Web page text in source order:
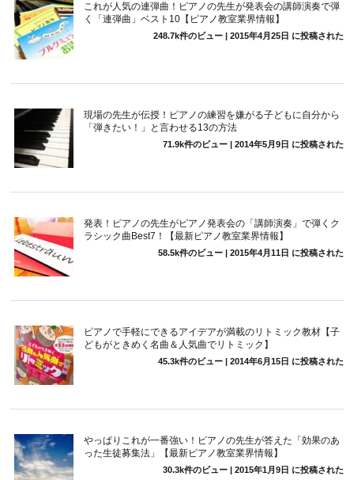
これが人気の連弾曲！ピアノの先生が発表会の講師演奏で弾
く「連弾曲」ベスト10【ピアノ教室業界情報】
248.7k件のビュー| 2015年4月25日 に投稿された
現場の先生が伝授！ピアノの練習を嫌がる子どもに自分から
「弾きたい！」と言わせる13の方法
71.9k件のビュー| 2014年5月9日 に投稿された
発表！ピアノの先生がピアノ発表会の「講師演奏」で弾くク
ラシック曲Best7！【最新ピアノ教室業界情報】
58.5k件のビュー| 2015年4月11日 に投稿された
ピアノで手軽にできるアイデアが満載のリトミック教材【子
どもがときめく名曲＆人気曲でリトミック】
45.3k件のビュー| 2014年6月15日 に投稿された
やっぱりこれが一番強い！ピアノの先生が答えた「効果のあ
った生徒募集法」【最新ピアノ教室業界情報】
30.3k件のビュー| 2015年1月9日 に投稿された